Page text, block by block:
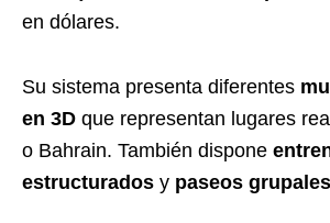
en dólares.
Su sistema presenta diferentes
en 3D que representan lugares
o Bahrain. También dispone
estructurados y paseos grupales